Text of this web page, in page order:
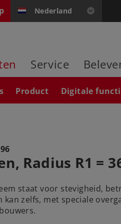
Nederland
Service
Product Digitale
Radius R1 =
staat voor stevigheid,
zelfs, met speciale